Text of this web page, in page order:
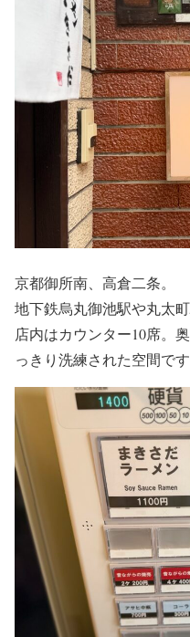
京都御所南、高倉二条。
地下鉄烏丸御池駅や丸太
店内はカウンター10席。
っきり洗練された空間です